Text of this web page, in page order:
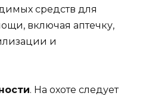
средств для
включая аптечку,
и
. На охоте следует